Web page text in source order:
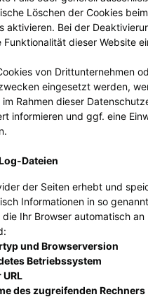
Löschen der Cookies
aktivieren. Bei der
Funktionalität dieser Website
von Drittunternehmen
eingesetzt werden,
im Rahmen dieser
informieren und ggf. eine
Dateien
der Seiten erhebt und
Informationen in so
die Ihr Browser automatisch
und Browserversion
Betriebssystem
des zugreifenden Rechners